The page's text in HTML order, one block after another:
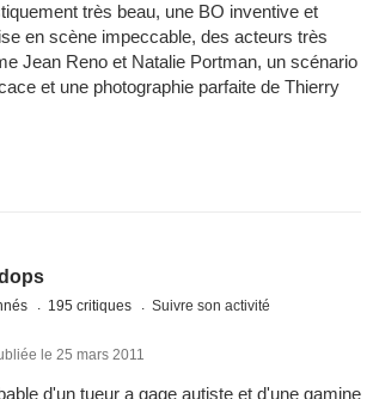
très beau, une BO inventive et
en scène impeccable, des acteurs très
Jean Reno et Natalie Portman, un scénario
et une photographie parfaite de Thierry
195 critiques Suivre son activité
le 25 mars 2011
d'un tueur a gage autiste et d'une gamine